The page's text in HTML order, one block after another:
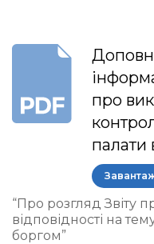
про
палати
“Про розгляд Звіту
відповідності на
боргом”